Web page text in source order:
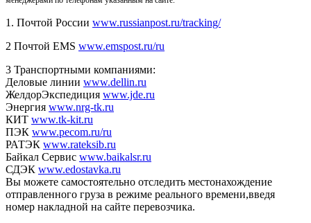
1. Почтой России www.russianpost.ru/tracking/
2 Почтой EMS www.emspost.ru/ru
3 Транспортными компаниями:
Деловые линии www.dellin.ru
ЖелдорЭкспедиция www.jde.ru
Энергия www.nrg-tk.ru
КИТ www.tk-kit.ru
ПЭК www.pecom.ru/ru
РАТЭК www.rateksib.ru
Байкал Сервис www.baikalsr.ru
СДЭК www.edostavka.ru
Вы можете самостоятельно отследить местонахождение
отправленного груза в режиме реального времени,введя
номер накладной на сайте перевозчика.